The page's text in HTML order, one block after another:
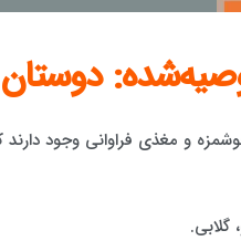
و مغذی فراوانی وجود دارند
گلابی.